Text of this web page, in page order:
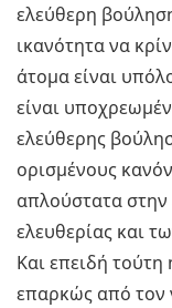
ελεύθερη
ικανότητα να
άτομα είναι
είναι
ελεύθερης
ορισμένους
απλούστατα στην
ελευθερίας και
Και επειδή
επαρκώς από τον